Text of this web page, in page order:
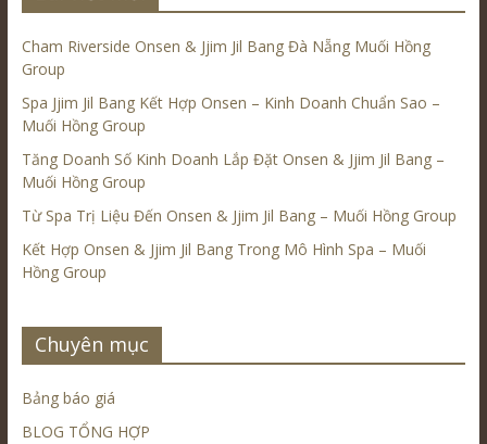
Cham Riverside Onsen & Jjim Jil Bang Đà Nẵng Muối Hồng
Group
Spa Jjim Jil Bang Kết Hợp Onsen – Kinh Doanh Chuẩn Sao –
Muối Hồng Group
Tăng Doanh Số Kinh Doanh Lắp Đặt Onsen & Jjim Jil Bang –
Muối Hồng Group
Từ Spa Trị Liệu Đến Onsen & Jjim Jil Bang – Muối Hồng Group
Kết Hợp Onsen & Jjim Jil Bang Trong Mô Hình Spa – Muối
Hồng Group
Chuyên mục
Bảng báo giá
BLOG TỔNG HỢP